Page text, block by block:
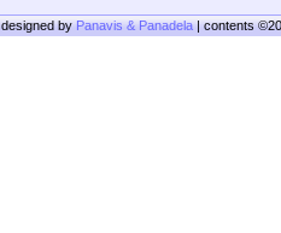
designed byPanavis & Panadela| contents